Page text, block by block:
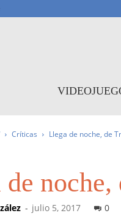
Críticas Llega de noche, de
- julio 5, 2017 0